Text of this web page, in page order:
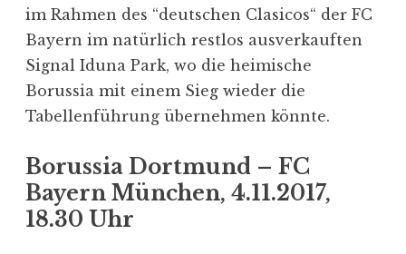
im Rahmen des “deutschen Clasicos“ der FC
Bayern im natürlich restlos ausverkauften
Signal Iduna Park, wo die heimische
Borussia mit einem Sieg wieder die
Tabellenführung übernehmen könnte.
Borussia Dortmund – FC
Bayern München, 4.11.2017,
18.30 Uhr